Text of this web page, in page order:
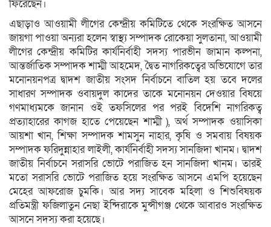
ফিরেছেন।
এছাড়াও আওয়ামী লীগের কেন্দ্রীয় কমিটিতে থেকে সংরক্ষিত আসনে
জায়গা পাওয়া অন্যরা হলেন স্বাস্থ্য সম্পাদক রোকেয়া সুলতানা, আওয়ামী
লীগের কেন্দ্রীয় কমিটির কার্যনির্বাহী সদস্য পারভীন জামান কল্পনা,
আন্তর্জাতিক সম্পাদক শাম্মী আহমেদ, দ্বৈত নাগরিকত্বের অভিযোগে তার
মনোনয়নপত্র দ্বাদশ জাতীয় সংসদ নির্বাচনে বাতিল হয় তবে দলের
সাধারণ সম্পাদক ওবায়দুল কাদের তাকে মনোনয়ন দেওয়ার বিষয়ে
গণমাধ্যমকে জানান ওই তফসিলের পর পরই বিদেশি নাগরিকত্ব
প্রত্যাহারের কাগজ হাতে পেয়েছেন শাম্মী ), অর্থ সম্পাদক ওয়াসিকা
আয়শা খান, শিক্ষা সম্পাদক শামসুন নাহার, কৃষি ও সমবায় বিষয়ক
সম্পাদক ফরিদুন্নাহার লাইলী, কার্যনির্বাহী সদস্য সানজিদা খানম। দ্বাদশ
জাতীয় নির্বাচনে সরাসরি ভোটে পরাজিত হন সানজিদা খানম। তারই
মতো সরাসরি ভোটে পরাজিত হয়ে সংরক্ষিত আসনে এমপি হয়েছেন
মেহের আফরোজ চুমকি। আর সদ্য সাবেক মহিলা ও শিশুবিষয়ক
প্রতিমন্ত্রী ফজিলাতুন নেছা ইন্দিরাকে মুন্সীগঞ্জ থেকে আবারও সংরক্ষিত
আসনে সদস্য করা হয়েছে।